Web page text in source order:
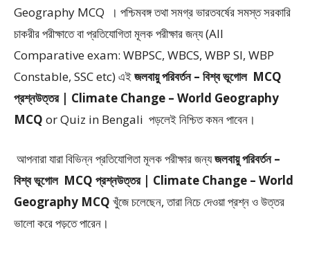
Geography MCQ । পশ্চিমবঙ্গ তথা সমগ্র ভারতবর্ষের সমস্ত সরকারি
চাকরীর পরীক্ষাতে বা প্রতিযোগিতা মূলক পরীক্ষার জন্য (All
Comparative exam: WBPSC, WBCS, WBP SI, WBP
Constable, SSC etc) এইজলবায়ু পরিবর্তন – বিশ্ব ভূগোল MCQ
প্রশ্নউত্তর | Climate Change – World Geography
MCQ or Quiz in Bengali পড়লেই নিশ্চিত কমন পাবেন।
আপনারা যারা বিভিন্ন প্রতিযোগিতা মূলক পরীক্ষার জন্যজলবায়ু পরিবর্তন –
বিশ্ব ভূগোল MCQ প্রশ্নউত্তর | Climate Change – World
Geography MCQ খুঁজে চলেছেন, তারা নিচে দেওয়া প্রশ্ন ও উত্তর
ভালো করে পড়তে পারেন।